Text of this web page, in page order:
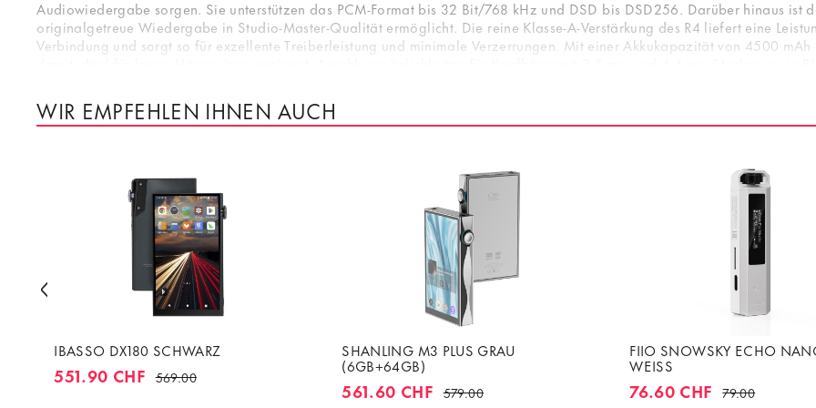
Audiowiedergabe sorgen. Sie unterstützen das PCM-Format bis 32 Bit/768 kHz und DSD bis DSD256. Darüber hinaus ist
originalgetreue Wiedergabe in Studio-Master-Qualität ermöglicht. Die reine Klasse-A-Verstärkung des R4 liefert eine
Verbindung und sorgt so für exzellente Treiberleistung und minimale Verzerrungen. Mit einer Akkukapazität von 4500
WIR EMPFEHLEN IHNEN AUCH
IBASSO DX180 SCHWARZ
551.90 CHF 569.00
SHANLING M3 PLUS GRAU
(6GB+64GB)
561.60 CHF 579.00
FIIO SNOWSKY ECHO
WEISS
76.60 CHF 79.00